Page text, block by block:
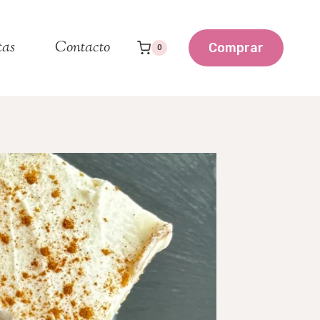
Contacto 0 Comprar